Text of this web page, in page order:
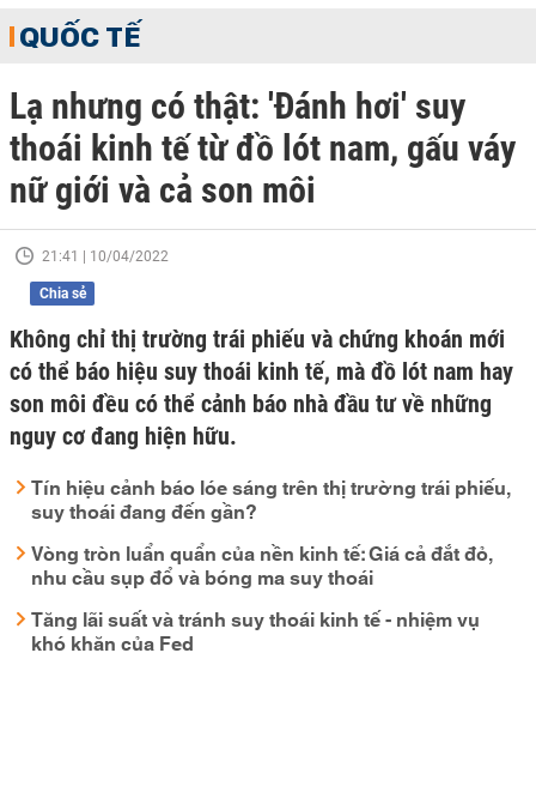
QUỐC TẾ
Lạ nhưng có thật: 'Đánh hơi' suy
thoái kinh tế từ đồ lót nam, gấu váy
nữ giới và cả son môi
21:41 | 10/04/2022
Chia sẻ
Không chỉ thị trường trái phiếu và chứng khoán mới
có thể báo hiệu suy thoái kinh tế, mà đồ lót nam hay
son môi đều có thể cảnh báo nhà đầu tư về những
nguy cơ đang hiện hữu.
Tín hiệu cảnh báo lóe sáng trên thị trường trái phiếu,
suy thoái đang đến gần?
Vòng tròn luẩn quẩn của nền kinh tế: Giá cả đắt đỏ,
nhu cầu sụp đổ và bóng ma suy thoái
Tăng lãi suất và tránh suy thoái kinh tế - nhiệm vụ
khó khăn của Fed